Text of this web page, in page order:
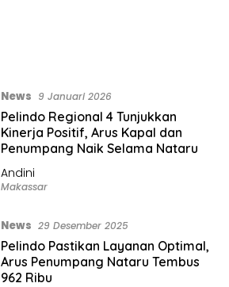
News 9 Januari 2026
Pelindo Regional 4 Tunjukkan
Kinerja Positif, Arus Kapal dan
Penumpang Naik Selama Nataru
Andini
Makassar
News 29 Desember 2025
Pelindo Pastikan Layanan Optimal,
Arus Penumpang Nataru Tembus
962 Ribu